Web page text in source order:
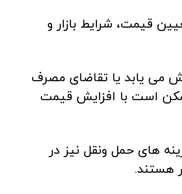
قیمت، شرایط بازار و
می یابد یا تقاضای مصرف
است با افزایش قیمت
های حمل ونقل نیز در
هستند.